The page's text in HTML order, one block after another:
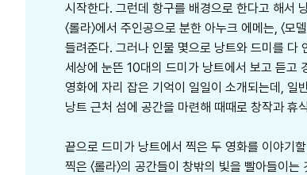
시작한다. 그런데 항구를 배경으로 한다고 해서
〈롤라〉에서 주인공으로 분한 아누크 에메는, 〈
들려준다. 그러나 인물 몇으로 낭트와 드미를 다
세상에 눈뜬 10대의 드미가 낭트에서 보고 듣고
영화에 자리 잡은 기억이 일일이 소개되는데, 일
낭트 근처 섬에 공간을 마련해 때때로 창작과 휴
끝으로 드미가 낭트에서 찍은 두 영화를 이야기
찍은 〈롤라〉의 공간들이 창밖의 빛을 빨아들이